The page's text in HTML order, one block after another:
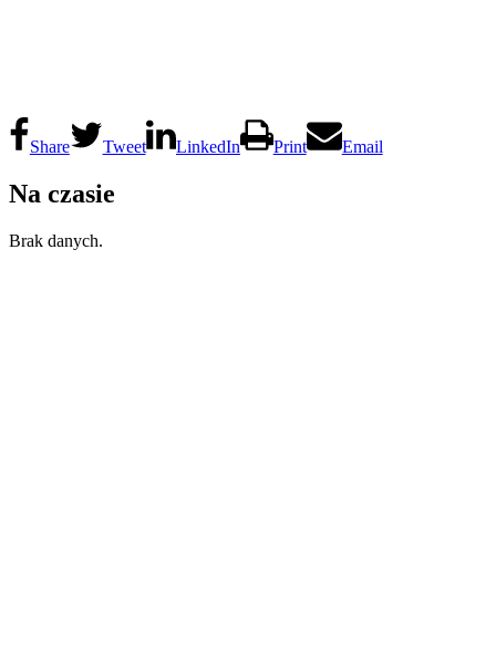
Share Tweet LinkedIn Print Email
Na czasie
Brak danych.